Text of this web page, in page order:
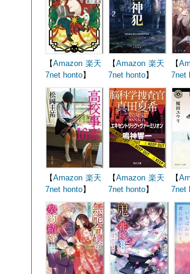
【Amazon 楽天
7net honto】
【Amazon 楽天
7net honto】
【
7net
【Amazon 楽天
7net honto】
【Amazon 楽天
7net honto】
【
7net